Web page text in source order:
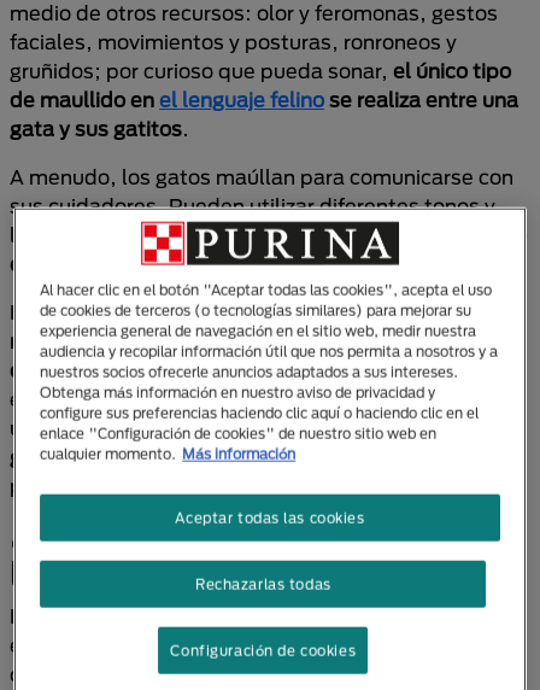
medio de otros recursos: olor y feromonas, gestos
faciales, movimientos y posturas, ronroneos y
gruñidos; por curioso que pueda sonar, el único tipo
de maullido en el lenguaje felino se realiza entre una
gata y sus gatitos.
A menudo, los gatos maúllan para comunicarse con
sus cuidadores. Pueden utilizar diferentes tonos y
longitudes de maullido para expresarhambre, deseo
de atención, o para indicar que quieren salir o entrar
El maullido es un medio para comunicar sus
necesidades de comer, estrés o malestar, atracción
de pareja, interacción social, entre otros.El que
emite el gatito es un sonido lindo y entrañable, que
utiliza parasolicitar atención y cuidado de la mamá
gata. Una vez que crecen, los michis sólo maúllan
para comunicarse con nosotros.
¿Por qué los gatos le maúllan a
las personas?
Los gatos maúllan porque lograron identificar que
esta forma de comunicación es la que funciona para
que comprendamos lo que desean y necesitan.
Al hacer clic en el botón "Aceptar todas las cookies", acepta el uso
de cookies de terceros (o tecnologías similares) para mejorar su
experiencia general de navegación en el sitio web, medir nuestra
audiencia y recopilar información útil que nos permita a nosotros y a
nuestros socios ofrecerle anuncios adaptados a sus intereses.
Obtenga más información en nuestro aviso de privacidad y
configure sus preferencias haciendo clic aquí o haciendo clic en el
enlace "Configuración de cookies" de nuestro sitio web en
cualquier momento. Más información
Rechazarlas todas
Aceptar todas las cookies
Configuración de cookies